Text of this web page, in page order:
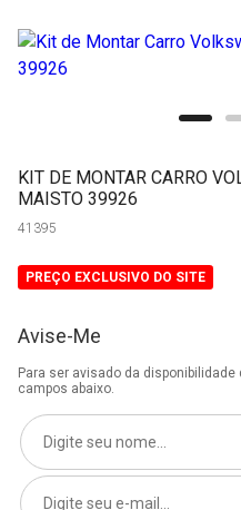
KIT DE MONTAR CARRO
MAISTO 39926
41395
PREÇO EXCLUSIVO DO SITE
Avise-Me
Para ser avisado da
campos abaixo.